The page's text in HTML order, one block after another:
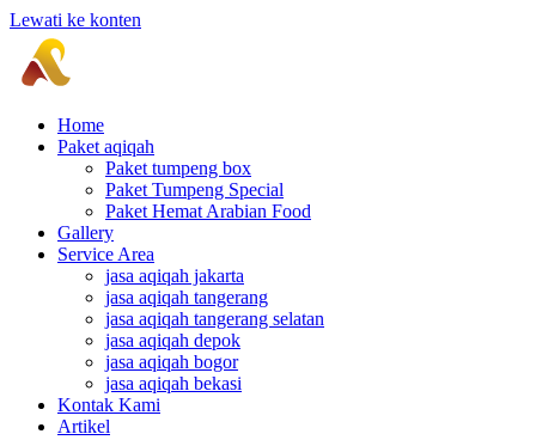
Lewati ke konten
Home
Paket aqiqah
Paket tumpeng box
Paket Tumpeng Special
Paket Hemat Arabian Food
Gallery
Service Area
jasa aqiqah jakarta
jasa aqiqah tangerang
jasa aqiqah tangerang selatan
jasa aqiqah depok
jasa aqiqah bogor
jasa aqiqah bekasi
Kontak Kami
Artikel